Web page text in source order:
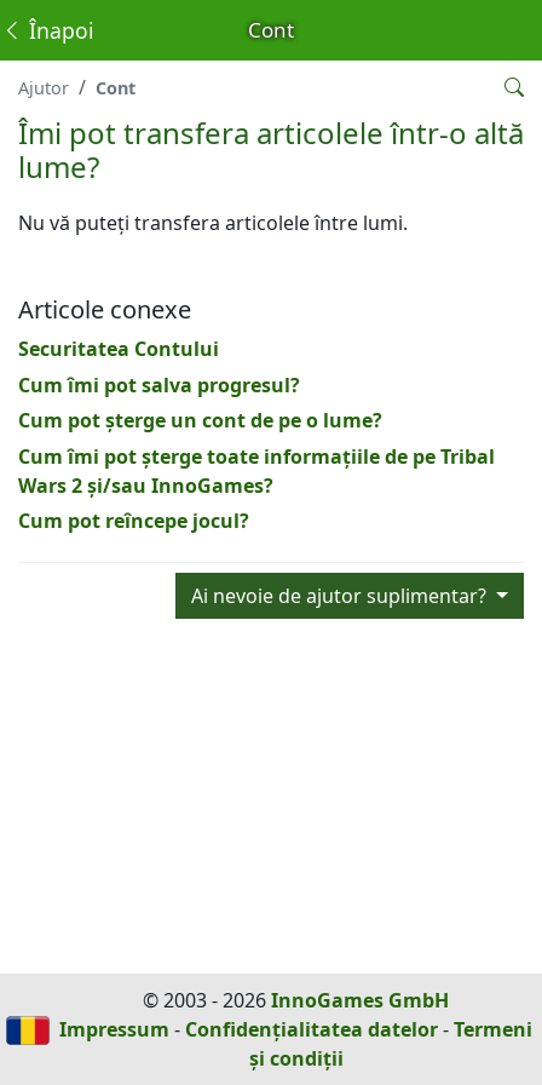
Cont
Înapoi
Ajutor Cont
Îmi pot transfera articolele într-o altă
lume?
Nu vă puteți transfera articolele între lumi.
Articole conexe
Securitatea Contului
Cum îmi pot salva progresul?
Cum pot șterge un cont de pe o lume?
Cum îmi pot șterge toate informațiile de pe Tribal
Wars 2 și/sau InnoGames?
Cum pot reîncepe jocul?
Ai nevoie de ajutor suplimentar?
© 2003 - 2026InnoGames GmbH
Impressum - Confidențialitatea datelor-Termeni
și condiții